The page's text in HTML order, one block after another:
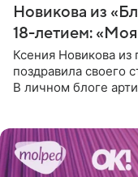
Новикова из
18-летием:
Ксения Новикова из
поздравила своего
В личном блоге